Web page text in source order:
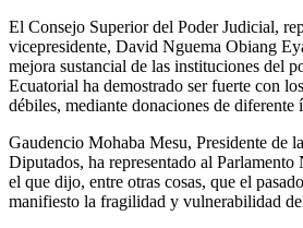
El Consejo Superior del Poder Judicial,
vicepresidente, David Nguema Obiang
mejora sustancial de las instituciones del
Ecuatorial ha demostrado ser fuerte con
débiles, mediante donaciones de diferente
Gaudencio Mohaba Mesu, Presidente de
Diputados, ha representado al Parlamento
el que dijo, entre otras cosas, que el
manifiesto la fragilidad y vulnerabilidad